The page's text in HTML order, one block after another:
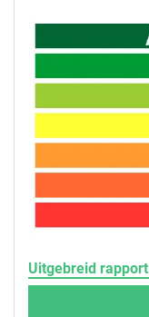
Uitgebreid rapport